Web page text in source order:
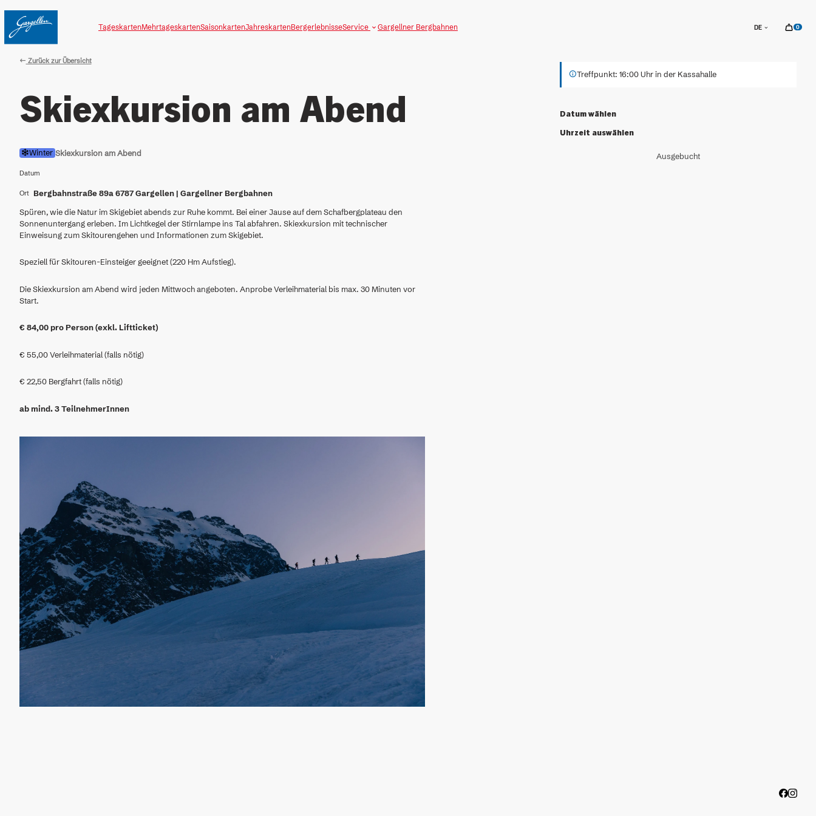
zum Inhalt springen
Inhaltsübersicht
zur Navigation springen
TageskartenMehrtageskartenSaisonkartenJahreskartenBergerlebnisseService Toggle sub menu
Gargellner Bergbahnen DE 0
Zurück zur Übersicht
Skiexkursion am Abend
Winter Skiexkursion am Abend
Datum
Ort Bergbahnstraße 89a 6787 Gargellen | Gargellner Bergbahnen
Spüren, wie die Natur im Skigebiet abends zur Ruhe kommt. Bei einer Jause auf dem Schafbergplateau den
Sonnenuntergang erleben. Im Lichtkegel der Stirnlampe ins Tal abfahren. Skiexkursion mit technischer
Einweisung zum Skitourengehen und Informationen zum Skigebiet.
Speziell für Skitouren-Einsteiger geeignet (220 Hm Aufstieg).
Die Skiexkursion am Abend wird jeden Mittwoch angeboten. Anprobe Verleihmaterial bis max. 30 Minuten vor
Start.
€ 84,00 pro Person (exkl. Liftticket)
€ 55,00 Verleihmaterial (falls nötig)
€ 22,50 Bergfahrt (falls nötig)
ab mind. 3 TeilnehmerInnen
Treffpunkt: 16:00 Uhr in der Kassahalle
Datum wählen
Uhrzeit auswählen
Ausgebucht